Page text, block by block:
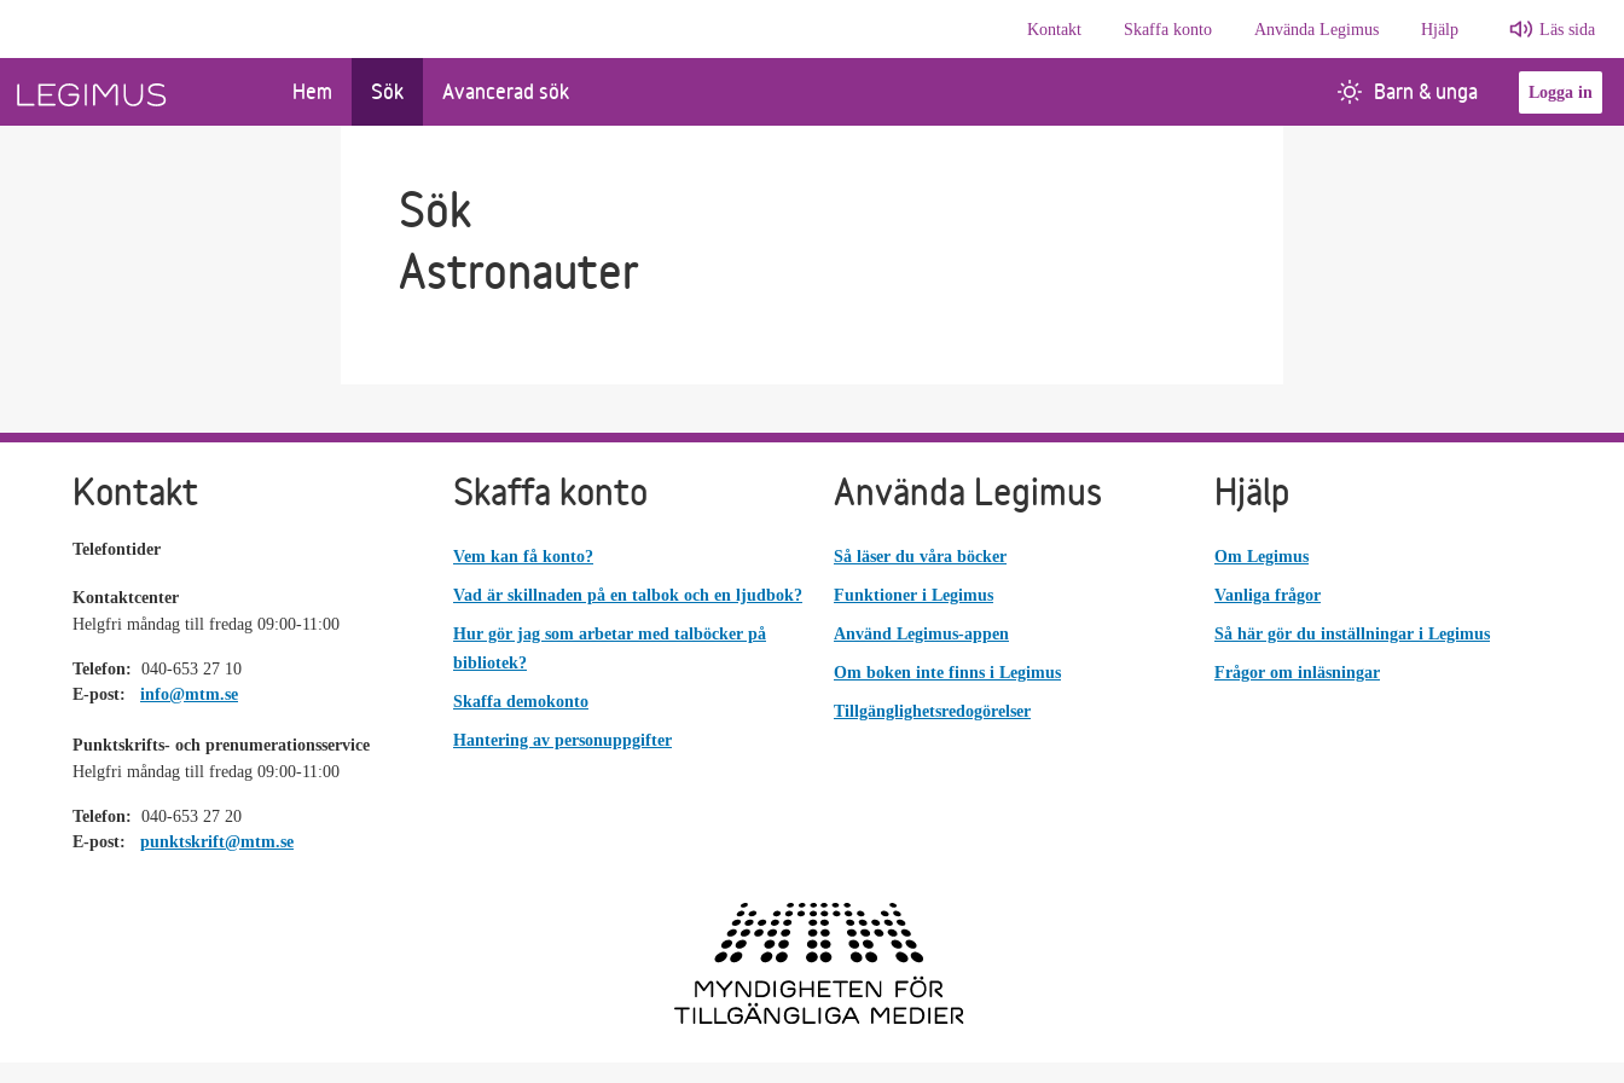
Kontakt
Skaffa konto Använda Legimus Hjälp Läs sida
Hem Sök Avancerad sök Barn & unga Logga in
Sök
Astronauter
Kontakt
Telefontider
Kontaktcenter
Helgfri måndag till fredag 09:00-11:00
Telefon: 040-653 27 10
E-post:
info@mtm.se
Punktskrifts- och prenumerationsservice
Helgfri måndag till fredag 09:00-11:00
Telefon: 040-653 27 20
E-post:
punktskrift@mtm.se
Skaffa konto
Vem kan få konto?
Vad är skillnaden på en talbok och en ljudbok?
Hur gör jag som arbetar med talböcker på
bibliotek?
Skaffa demokonto
Hantering av personuppgifter
Använda Legimus
Så läser du våra böcker
Funktioner i Legimus
Använd Legimus-appen
Om boken inte finns i Legimus
Tillgänglighetsredogörelser
Hjälp
Om Legimus
Vanliga frågor
Så här gör du inställningar i Legimus
Frågor om inläsningar